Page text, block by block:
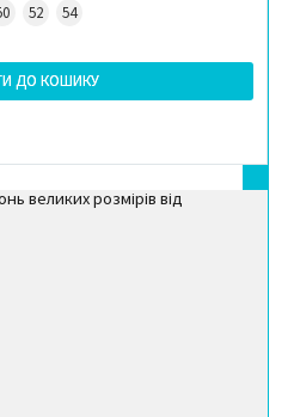
обрані товари
52 54
ДО КОШИКУ